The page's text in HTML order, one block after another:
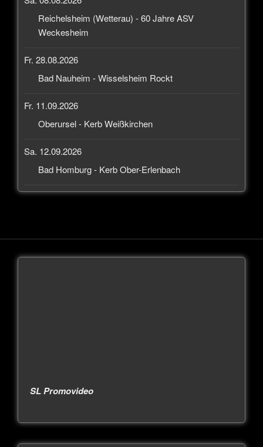
Reichelsheim (Wetterau) - 60 Jahre ASV
Weckesheim
Fr. 28.08.2026
Bad Nauheim - Wisselsheim Rockt
Fr. 11.09.2026
Oberursel - Kerb Weißkirchen
Sa. 12.09.2026
Bad Homburg - Kerb Ober-Erlenbach
SL Promovideo